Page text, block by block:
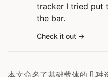
tracker I tried put
the bar.
Check it out
本文命名了基础载体的几种